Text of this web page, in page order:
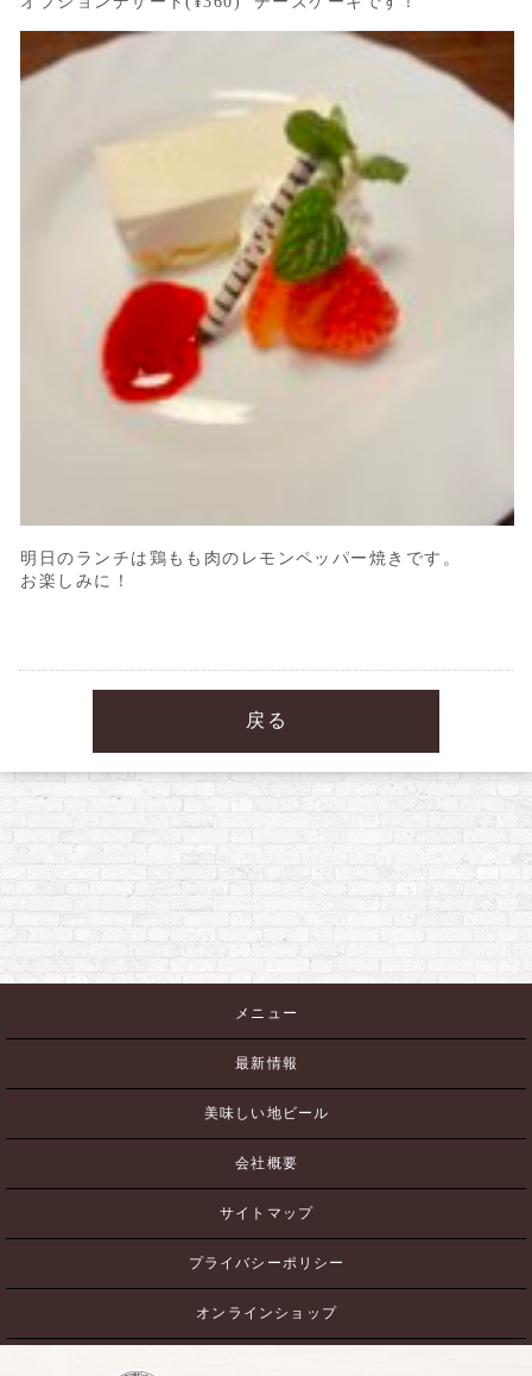
明日のランチは鶏もも肉のレモンペッパー焼きです。
お楽しみに！
戻る
メニュー
最新情報
美味しい地ビール
会社概要
サイトマップ
プライバシーポリシー
オンラインショップ